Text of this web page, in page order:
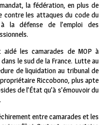
la fédération, en plus de
contre les attaques du code du
la défense de l’emploi des
les camarades de MOP à
le sud de la France. Lutte au
de liquidation au tribunal de
Riccobono, plus apte
de l’État qu’à s’émouvoir du
entre camarades et les